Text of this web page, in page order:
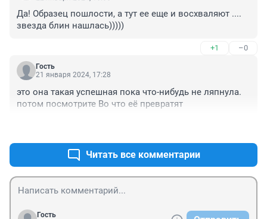
Да! Образец пошлости, а тут ее еще и восхваляют ....
звезда блин нашлась)))))
+1 –0
Гость
21 января 2024, 17:28
это она такая успешная пока что-нибудь не ляпнула.
потом посмотрите Во что её превратят
Читать все комментарии
Гость